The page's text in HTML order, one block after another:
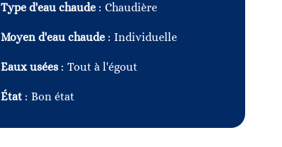
Type d'eau chaude Chaudière
Moyen d'eau chaude Individuelle
Eaux usées Tout à l'égout
État Bon état